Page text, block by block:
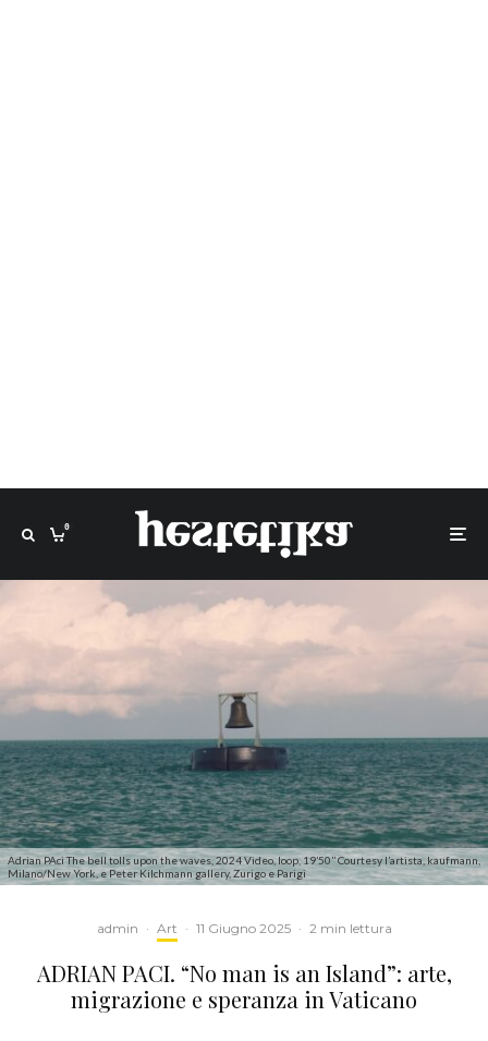
0
Adrian PAci The bell tolls upon the waves, 2024 Video, loop, 19’50’’ Courtesy l’artista, kaufmann,
Milano/New York, e Peter Kilchmann gallery, Zurigo e Parigi
admin · Art · 11 Giugno 2025 · 2 min lettura
ADRIAN PACI. “No man is an Island”: arte,
migrazione e speranza in Vaticano